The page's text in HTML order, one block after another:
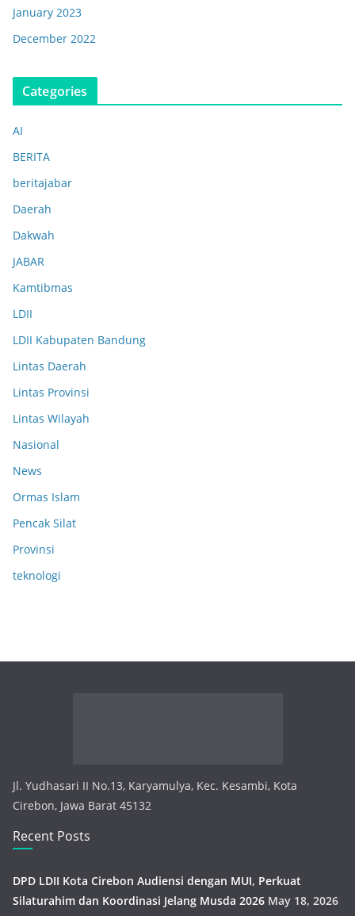
January 2023
December 2022
Categories
AI
BERITA
beritajabar
Daerah
Dakwah
JABAR
Kamtibmas
LDII
LDII Kabupaten Bandung
Lintas Daerah
Lintas Provinsi
Lintas Wilayah
Nasional
News
Ormas Islam
Pencak Silat
Provinsi
teknologi
Jl. Yudhasari II No.13, Karyamulya, Kec. Kesambi, Kota
Cirebon, Jawa Barat 45132
Recent Posts
DPD LDII Kota Cirebon Audiensi dengan MUI, Perkuat
Silaturahim dan Koordinasi Jelang Musda 2026 May 18, 2026